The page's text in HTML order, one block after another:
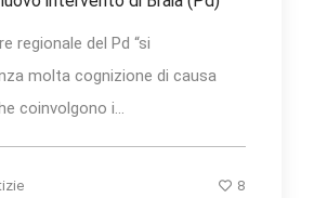
regionale del Pd “si
molta cognizione di causa
coinvolgono i...
8